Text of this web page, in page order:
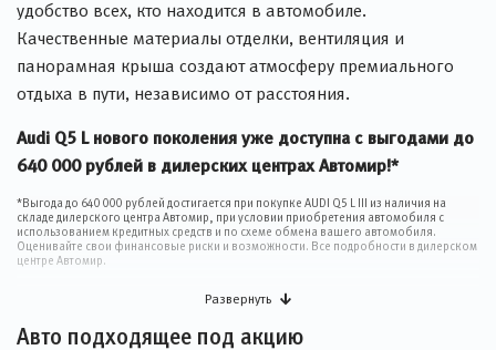
удобство всех, кто находится в автомобиле.
Качественные материалы отделки, вентиляция и
панорамная крыша создают атмосферу премиального
отдыха в пути, независимо от расстояния.
Audi Q5 L нового поколения уже доступна с выгодами до
640 000 рублей в дилерских центрах Автомир!*
*Выгода до 640 000 рублей достигается при покупке AUDI Q5 L III из наличия на
складе дилерского центра Автомир, при условии приобретения автомобиля с
использованием кредитных средств и по схеме обмена вашего автомобиля.
Оценивайте свои финансовые риски и возможности. Все подробности в дилерском
центре Автомир.
Развернуть
Авто подходящее под акцию